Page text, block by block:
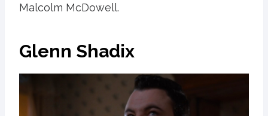
Malcolm McDowell.
Glenn Shadix